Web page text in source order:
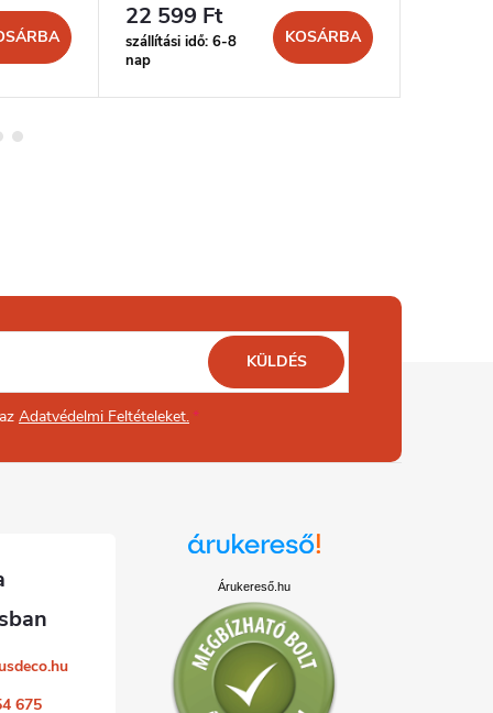
22 599 Ft
szállítási idő: 6-8
nap
KOSÁRBA
Adatvédelmi Feltételeket.
KÜLDÉS
675
Árukereső.hu